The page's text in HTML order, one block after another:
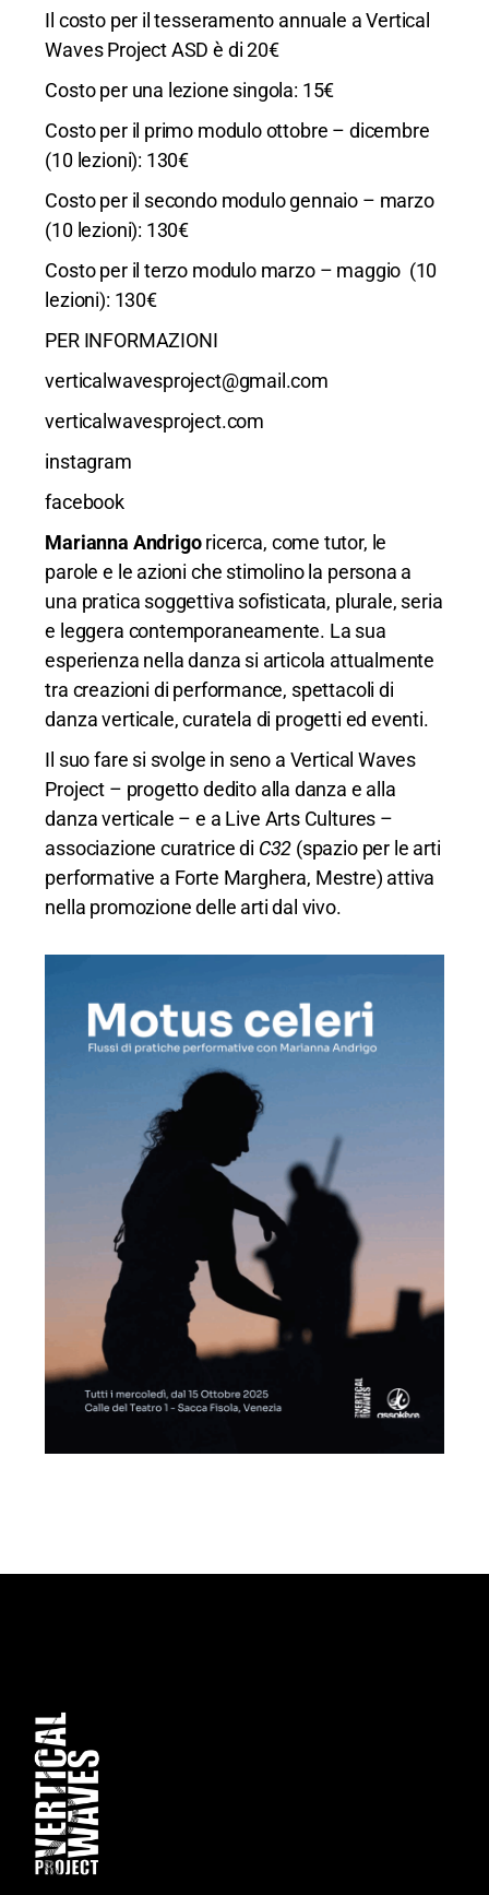
Il costo per il tesseramento annuale a Vertical
Waves Project ASD è di 20€
Costo per una lezione singola: 15€
Costo per il primo modulo ottobre – dicembre
(10 lezioni): 130€
Costo per il secondo modulo gennaio – marzo
(10 lezioni): 130€
Costo per il terzo modulo marzo – maggio (10
lezioni): 130€
PER INFORMAZIONI
verticalwavesproject@gmail.com
verticalwavesproject.com
instagram
facebook
Marianna Andrigoricerca, come tutor, le
parole e le azioni che stimolino la persona a
una pratica soggettiva sofisticata, plurale, seria
e leggera contemporaneamente. La sua
esperienza nella danza si articola attualmente
tra creazioni di performance, spettacoli di
danza verticale, curatela di progetti ed eventi.
Il suo fare si svolge in seno a Vertical Waves
Project – progetto dedito alla danza e alla
danza verticale – e a Live Arts Cultures –
associazione curatrice di C32 (spazio per le arti
performative a Forte Marghera, Mestre) attiva
nella promozione delle arti dal vivo.